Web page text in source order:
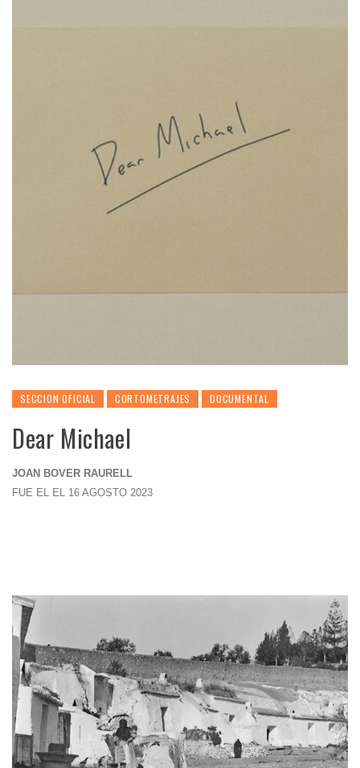
SECCION OFICIAL CORTOMETRAJES DOCUMENTAL
Dear Michael
JOAN BOVER RAURELL
FUE EL EL 16 AGOSTO 2023